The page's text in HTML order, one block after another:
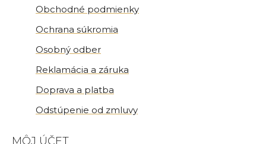
Obchodné podmienky
Ochrana súkromia
Osobný odber
Reklamácia a záruka
Doprava a platba
Odstúpenie od zmluvy
MÔJ ÚČET